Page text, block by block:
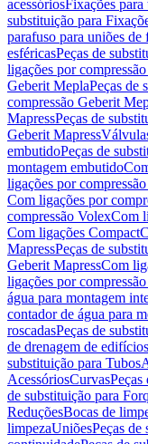
acessóriosFixações para
substituição para
parafuso para uniões de
esféricasPeças de
ligações por
Geberit MeplaPeças de
compressão Geberit
MapressPeças de
Geberit Mapress
embutidoPeças de
montagem embutido
ligações por
Com ligações por
compressão VolexCom
Com ligações Compact
MapressPeças de
Geberit MapressCom
ligações por
água para montagem
contador de água para
roscadasPeças de
de drenagem de edifícios
substituição para Tubos
AcessóriosCurvasPeças
de substituição para
ReduçõesBocas de
limpezaUniõesPeças de